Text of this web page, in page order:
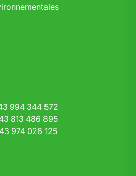
994 344 572
813 486 895
974 026 125